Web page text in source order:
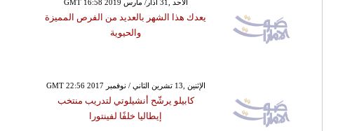
GMT 16:58 2019 الأحد ,31 آذار/ مارس
يعدك هذا الشهر بالعديد من الفرص المميزة
والحيوية
GMT 22:56 2017 الإثنين ,13 تشرين الثاني / نوفمبر
كابيلو يرشّح أنشيلوتي لتدريب منتخب
إيطاليا خلفًا لفينتورا